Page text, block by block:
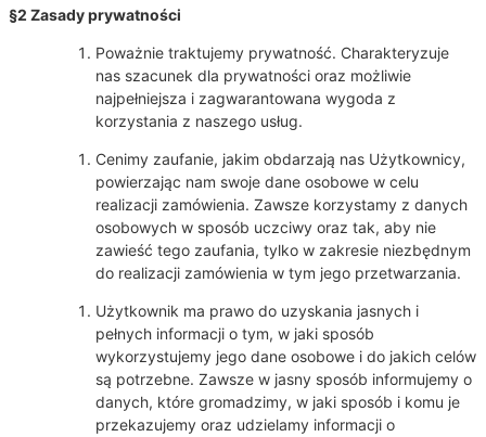
§2 Zasady prywatności
Poważnie traktujemy prywatność. Charakteryzuje
nas szacunek dla prywatności oraz możliwie
najpełniejsza i zagwarantowana wygoda z
korzystania z naszego usług.
Cenimy zaufanie, jakim obdarzają nas Użytkownicy,
powierzając nam swoje dane osobowe w celu
realizacji zamówienia. Zawsze korzystamy z danych
osobowych w sposób uczciwy oraz tak, aby nie
zawieść tego zaufania, tylko w zakresie niezbędnym
do realizacji zamówienia w tym jego przetwarzania.
Użytkownik ma prawo do uzyskania jasnych i
pełnych informacji o tym, w jaki sposób
wykorzystujemy jego dane osobowe i do jakich celów
są potrzebne. Zawsze w jasny sposób informujemy o
danych, które gromadzimy, w jaki sposób i komu je
przekazujemy oraz udzielamy informacji o